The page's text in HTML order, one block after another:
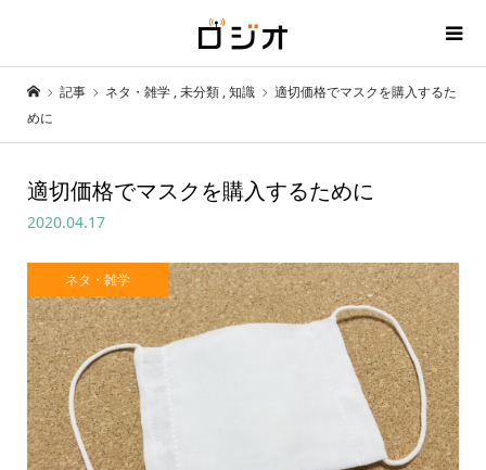
記事 ネタ・雑学 ,未分類 ,知識
適切価格でマスクを購入するた
めに
適切価格でマスクを購入するために
2020.04.17
ネタ・雑学